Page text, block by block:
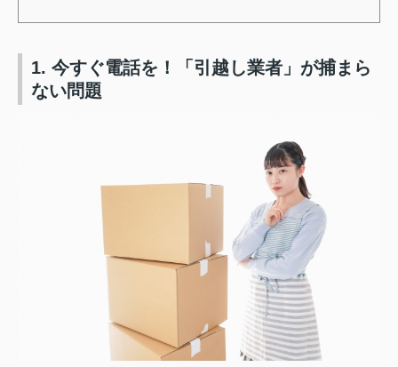
1. 今すぐ電話を！「引越し業者」が捕まら
ない問題